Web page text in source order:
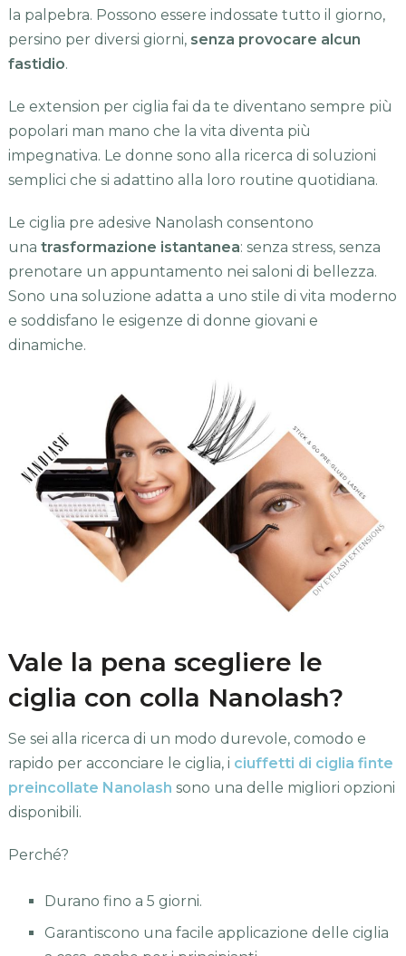
la palpebra. Possono essere indossate tutto il giorno,
persino per diversi giorni, senza provocare alcun
fastidio.
Le extension per ciglia fai da te diventano sempre più
popolari man mano che la vita diventa più
impegnativa. Le donne sono alla ricerca di soluzioni
semplici che si adattino alla loro routine quotidiana.
Le ciglia pre adesive Nanolash consentono
una trasformazione istantanea: senza stress, senza
prenotare un appuntamento nei saloni di bellezza.
Sono una soluzione adatta a uno stile di vita moderno
e soddisfano le esigenze di donne giovani e
dinamiche.
Vale la pena scegliere le
ciglia con colla Nanolash?
Se sei alla ricerca di un modo durevole, comodo e
rapido per acconciare le ciglia, i ciuffetti di ciglia finte
preincollate Nanolash sono una delle migliori opzioni
disponibili.
Perché?
Durano fino a 5 giorni.
Garantiscono una facile applicazione delle ciglia